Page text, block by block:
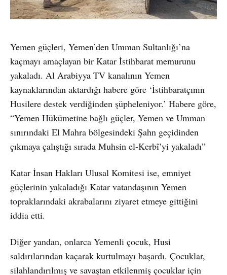
Yemen güçleri, Yemen’den Umman Sultanlığı’na
kaçmayı amaçlayan bir Katar İstihbarat memurunu
yakaladı. Al Arabiyya TV kanalının Yemen
kaynaklarından aktardığı habere göre ‘İstihbaratçının
Husilere destek verdiğinden şüpheleniyor.’ Habere göre,
“Yemen Hükümetine bağlı güçler, Yemen ve Umman
sınırındaki El Mahra bölgesindeki Şahn geçidinden
çıkmaya çalıştığı sırada Muhsin el-Kerbî’yi yakaladı”
Katar İnsan Hakları Ulusal Komitesi ise, emniyet
güçlerinin yakaladığı Katar vatandaşının Yemen
topraklarındaki akrabalarını ziyaret etmeye gittiğini
iddia etti.
Diğer yandan, onlarca Yemenli çocuk, Husi
saldırılarından kaçarak kurtulmayı başardı. Çocuklar,
silahlandırılmış ve savaştan etkilenmiş çocuklar için